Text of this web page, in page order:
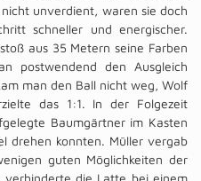
unverdient, waren sie doch
schneller und energischer.
aus 35 Metern seine Farben
postwendend den Ausgleich
man den Ball nicht weg, Wolf
das 1:1. In der Folgezeit
Baumgärtner im Kasten
drehen konnten. Müller vergab
guten Möglichkeiten der
verhinderte die Latte bei einem